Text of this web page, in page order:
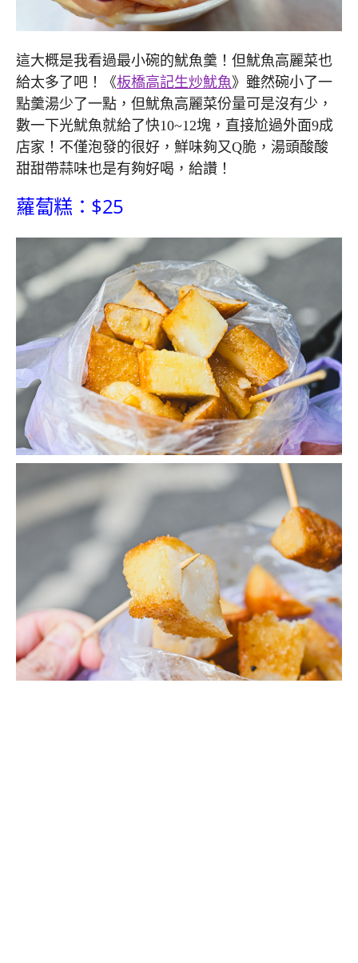
這大概是我看過最小碗的魷魚羹！但魷魚高麗菜也
給太多了吧！《板橋高記生炒魷魚》雖然碗小了一
點羹湯少了一點，但魷魚高麗菜份量可是沒有少，
數一下光魷魚就給了快10~12塊，直接尬過外面9成
店家！不僅泡發的很好，鮮味夠又Q脆，湯頭酸酸
甜甜帶蒜味也是有夠好喝，給讚！
蘿蔔糕：$25